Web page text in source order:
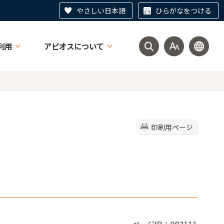
やさしい日本語 ひらがなをつける
用 アピオスについて
印刷用ページ